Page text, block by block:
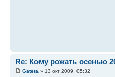
Re: Кому рожать осенью
Gateta » 13 окт 2009, 05:32